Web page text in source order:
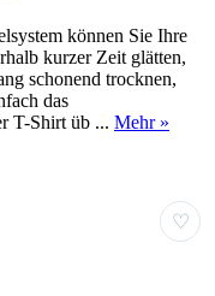
können Sie Ihre
kurzer Zeit glätten,
schonend trocknen,
das
T-Shirt üb ... Mehr »
♡